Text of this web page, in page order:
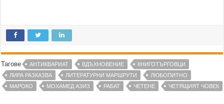
Тагове АНТИКВАРИАТ ВДЪХНОВЕНИЕ
КНИГОТЪРГОВЦИ
ЛИРА РАЗКАЗВА
ЛИТЕРАТУРНИ МАРШРУТИ
ЛЮБОПИТНО
МАРОКО
МОХАМЕД АЗИЗ РАБАТ ЧЕТЕНЕ ЧЕТЯЩИЯТ ЧОВЕК